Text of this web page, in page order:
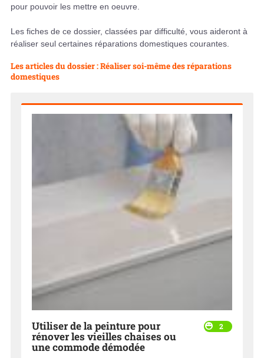
pour pouvoir les mettre en oeuvre.
Les fiches de ce dossier, classées par difficulté, vous aideront à
réaliser seul certaines réparations domestiques courantes.
Les articles du dossier : Réaliser soi-même des réparations
domestiques
2
Utiliser de la peinture pour
rénover les vieilles chaises ou
une commode démodée